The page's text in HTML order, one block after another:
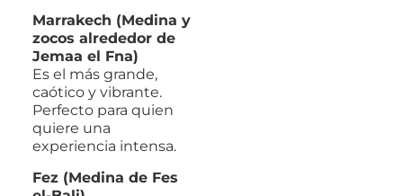
Marrakech (Medina y
zocos alrededor de
Jemaa el Fna)
Es el más grande,
caótico y vibrante.
Perfecto para quien
quiere una
experiencia intensa.
Fez (Medina de Fes